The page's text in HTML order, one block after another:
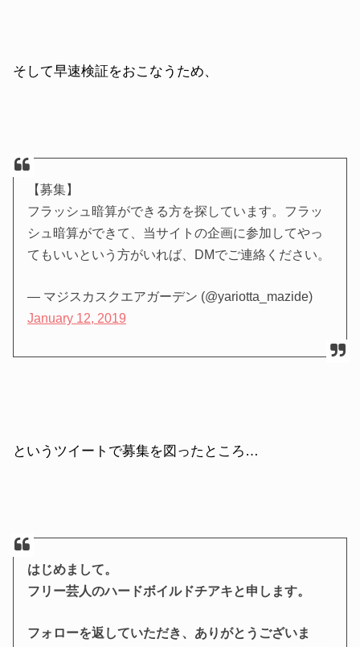
そして早速検証をおこなうため、
【募集】
フラッシュ暗算ができる方を探しています。フラッ
シュ暗算ができて、当サイトの企画に参加してやっ
てもいいという方がいれば、DMでご連絡ください。
— マジスカスクエアガーデン (@yariotta_mazide)
January 12, 2019
というツイートで募集を図ったところ…
はじめまして。
フリー芸人のハードボイルドチアキと申します。
フォローを返していただき、ありがとうございま